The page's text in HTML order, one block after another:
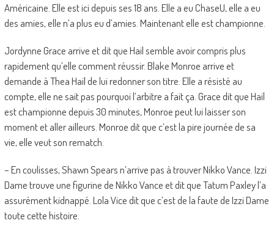
Américaine. Elle est ici depuis ses 18 ans. Elle a eu ChaseU, elle a eu
des amies, elle n’a plus eu d’amies. Maintenant elle est championne.
Jordynne Grace arrive et dit que Hail semble avoir compris plus
rapidement qu’elle comment réussir. Blake Monroe arrive et
demande à Thea Hail de lui redonner son titre. Elle a résisté au
compte, elle ne sait pas pourquoi l’arbitre a fait ça. Grace dit que Hail
est championne depuis 30 minutes, Monroe peut lui laisser son
moment et aller ailleurs. Monroe dit que c’est la pire journée de sa
vie, elle veut son rematch.
– En coulisses, Shawn Spears n’arrive pas à trouver Nikko Vance. Izzi
Dame trouve une figurine de Nikko Vance et dit que Tatum Paxley l’a
assurément kidnappé. Lola Vice dit que c’est de la faute de Izzi Dame
toute cette histoire.